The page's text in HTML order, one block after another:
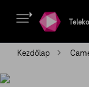
Kezdőlap